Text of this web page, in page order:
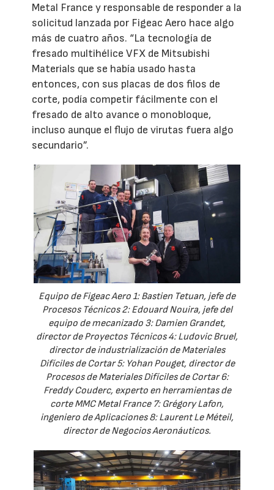
Metal France y responsable de responder a la
solicitud lanzada por Figeac Aero hace algo
más de cuatro años. “La tecnología de
fresado multihélice VFX de Mitsubishi
Materials que se había usado hasta
entonces, con sus placas de dos filos de
corte, podía competir fácilmente con el
fresado de alto avance o monobloque,
incluso aunque el flujo de virutas fuera algo
secundario”.
Equipo de Figeac Aero 1: Bastien Tetuan, jefe de
Procesos Técnicos 2: Edouard Nouira, jefe del
equipo de mecanizado 3: Damien Grandet,
director de Proyectos Técnicos 4: Ludovic Bruel,
director de industrialización de Materiales
Difíciles de Cortar 5: Yohan Pouget, director de
Procesos de Materiales Difíciles de Cortar 6:
Freddy Couderc, experto en herramientas de
corte MMC Metal France 7: Grégory Lafon,
ingeniero de Aplicaciones 8: Laurent Le Méteil,
director de Negocios Aeronáuticos.